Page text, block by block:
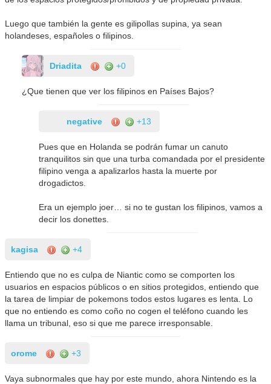
Luego que también la gente es gilipollas supina, ya sean
holandeses, españoles o filipinos.
Driadita +0
¿Que tienen que ver los filipinos en Países Bajos?
negative +13
Pues que en Holanda se podrán fumar un canuto
tranquilitos sin que una turba comandada por el presidente
filipino venga a apalizarlos hasta la muerte por
drogadictos.
Era un ejemplo joer… si no te gustan los filipinos, vamos a
decir los donettes.
kagisa +4
Entiendo que no es culpa de Niantic como se comporten los
usuarios en espacios públicos o en sitios protegidos, entiendo que
la tarea de limpiar de pokemons todos estos lugares es lenta. Lo
que no entiendo es como coño no cogen el teléfono cuando les
llama un tribunal, eso si que me parece irresponsable.
orome +3
Vaya subnormales que hay por este mundo, ahora Nintendo es la